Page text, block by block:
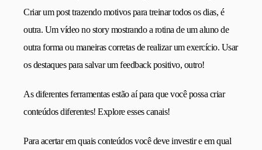
Criar um post trazendo motivos para treinar todos os dias, é
outra. Um vídeo no story mostrando a rotina de um aluno de
outra forma ou maneiras corretas de realizar um exercício. Usar
os destaques para salvar um feedback positivo, outro!
As diferentes ferramentas estão aí para que você possa criar
conteúdos diferentes! Explore esses canais!
Para acertar em quais conteúdos você deve investir e em qual